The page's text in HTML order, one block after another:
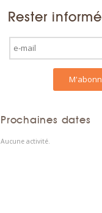
Rester informé
Prochaines dates
Aucune activité.